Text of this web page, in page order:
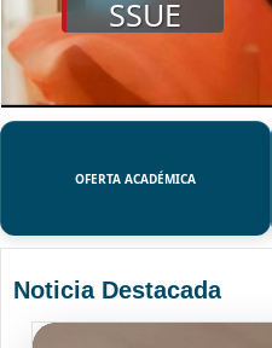
SSUE
OFERTA ACADÉMICA
Noticia Destacada